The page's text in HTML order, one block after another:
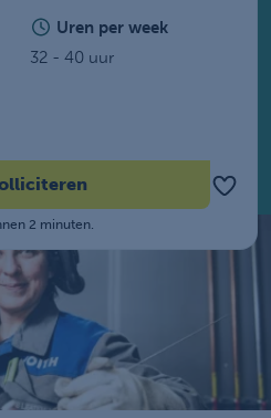
Uren per week
32 - 40 uur
2 minuten.